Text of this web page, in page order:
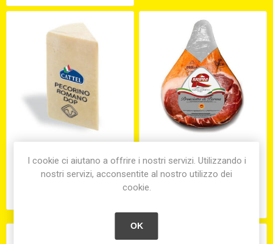
1/8 S/V
DOP RISERVA 14 MESI (ca.
7,5 kg.)
I cookie ci aiutano a offrire i nostri servizi. Utilizzando i
nostri servizi, acconsentite al nostro utilizzo dei
cookie.
OK